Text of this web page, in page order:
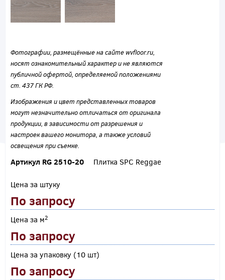
Фотографии, размещённые на сайте wvfloor.ru,
носят ознакомительный характер и не являются
публичной офертой, определяемой положениями
ст. 437 ГК РФ.
Изображения и цвет представленных товаров
могут незначительно отличаться от оригинала
продукции, в зависимости от разрешения и
настроек вашего монитора, а также условий
освещения при съемке.
Артикул RG 2510-20 Плитка SPC Reggae
Цена за штуку
По запросу
Цена за м2
По запросу
Цена за упаковку (10 шт)
По запросу